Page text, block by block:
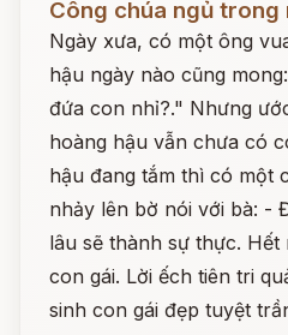
Công chúa ngủ trong
Ngày xưa, có một ông
hậu ngày nào cũng
đứa con nhỉ?." Nhưng
hoàng hậu vẫn chưa có
hậu đang tắm thì có một
nhảy lên bờ nói với bà: -
lâu sẽ thành sự thực. Hết
con gái. Lời ếch tiên tri
sinh con gái đẹp tuyệt